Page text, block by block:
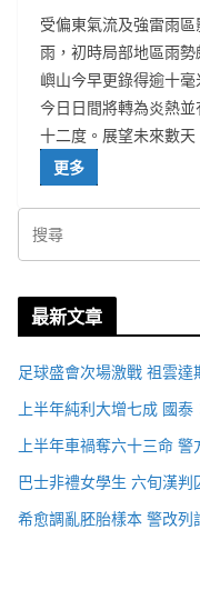
受偏東氣流及強雷雨
雨，初時局部地區雨
嶼山今早更錄得逾十
今日日間將轉為炎熱
十二度。展望未來數天
更多
最新文章
足球盛會次場激戰 祖雲達
上半年純利大增七成 國
上半年車禍奪六十三命
巴士非禮女學生 六旬漢判
希愈調亂胚胎樣本 警改列